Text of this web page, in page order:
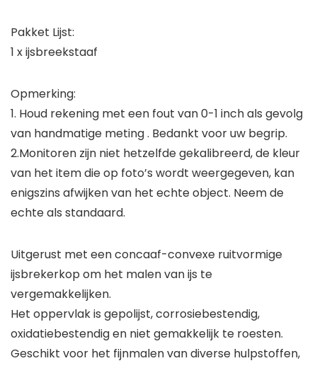
Pakket Lijst:
1 x ijsbreekstaaf
Opmerking:
1. Houd rekening met een fout van 0-1 inch als gevolg
van handmatige meting . Bedankt voor uw begrip.
2.Monitoren zijn niet hetzelfde gekalibreerd, de kleur
van het item die op foto’s wordt weergegeven, kan
enigszins afwijken van het echte object. Neem de
echte als standaard.
Uitgerust met een concaaf-convexe ruitvormige
ijsbrekerkop om het malen van ijs te
vergemakkelijken.
Het oppervlak is gepolijst, corrosiebestendig,
oxidatiebestendig en niet gemakkelijk te roesten.
Geschikt voor het fijnmalen van diverse hulpstoffen,